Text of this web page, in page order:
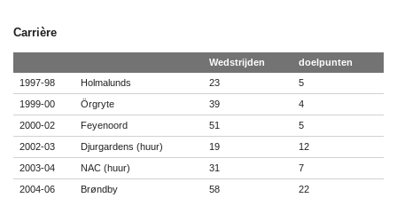
Carrière
Wedstrijden
doelpunten
1997-98
Holmalunds 23
5
1999-00
Örgryte 39
4
2000-02
Feyenoord 51
5
2002-03
Djurgardens (huur) 19
12
2003-04
NAC (huur) 31
7
2004-06
Brøndby 58
22